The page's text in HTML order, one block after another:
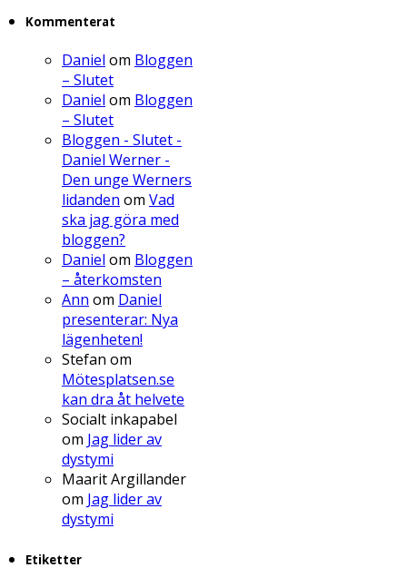
Kommenterat
Daniel om Bloggen
– Slutet
Daniel om Bloggen
– Slutet
Bloggen - Slutet -
Daniel Werner -
Den unge Werners
lidanden om Vad
ska jag göra med
bloggen?
Daniel om Bloggen
– återkomsten
Ann om Daniel
presenterar: Nya
lägenheten!
Stefan om
Mötesplatsen.se
kan dra åt helvete
Socialt inkapabel
om Jag lider av
dystymi
Maarit Argillander
om Jag lider av
dystymi
Etiketter